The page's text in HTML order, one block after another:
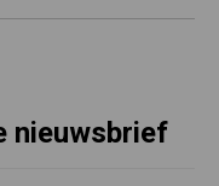
nieuwsbrief